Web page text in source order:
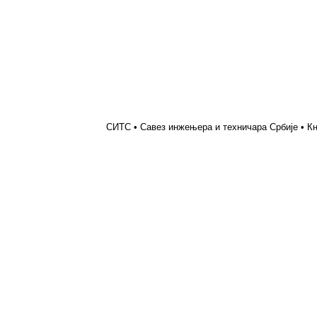
СИТС • Савез инжењера и техничара Србије •